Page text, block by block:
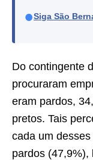
●Siga São
Do contingente
procuraram
eram pardos,
pretos. Tais
cada um
pardos (47,9%),